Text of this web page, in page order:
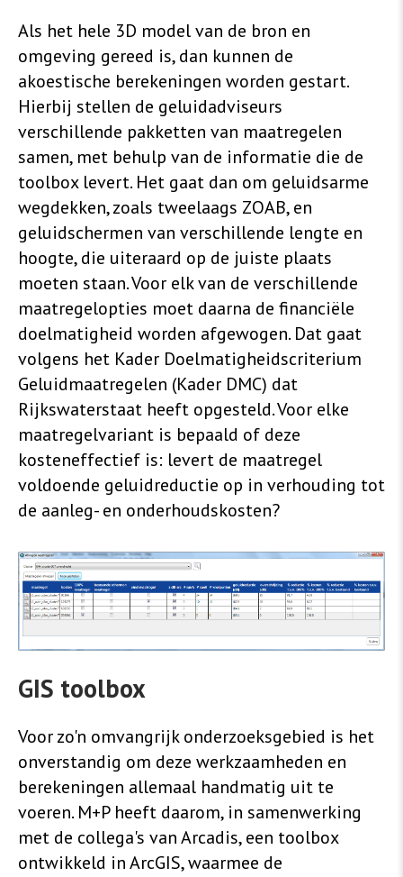
Als het hele 3D model van de bron en
omgeving gereed is, dan kunnen de
akoestische berekeningen worden gestart.
Hierbij stellen de geluidadviseurs
verschillende pakketten van maatregelen
samen, met behulp van de informatie die de
toolbox levert. Het gaat dan om geluidsarme
wegdekken, zoals tweelaags ZOAB, en
geluidschermen van verschillende lengte en
hoogte, die uiteraard op de juiste plaats
moeten staan. Voor elk van de verschillende
maatregelopties moet daarna de financiële
doelmatigheid worden afgewogen. Dat gaat
volgens het Kader Doelmatigheidscriterium
Geluidmaatregelen (Kader DMC) dat
Rijkswaterstaat heeft opgesteld. Voor elke
maatregelvariant is bepaald of deze
kosteneffectief is: levert de maatregel
voldoende geluidreductie op in verhouding tot
de aanleg- en onderhoudskosten?
GIS toolbox
Voor zo'n omvangrijk onderzoeksgebied is het
onverstandig om deze werkzaamheden en
berekeningen allemaal handmatig uit te
voeren. M+P heeft daarom, in samenwerking
met de collega's van Arcadis, een toolbox
ontwikkeld in ArcGIS, waarmee de